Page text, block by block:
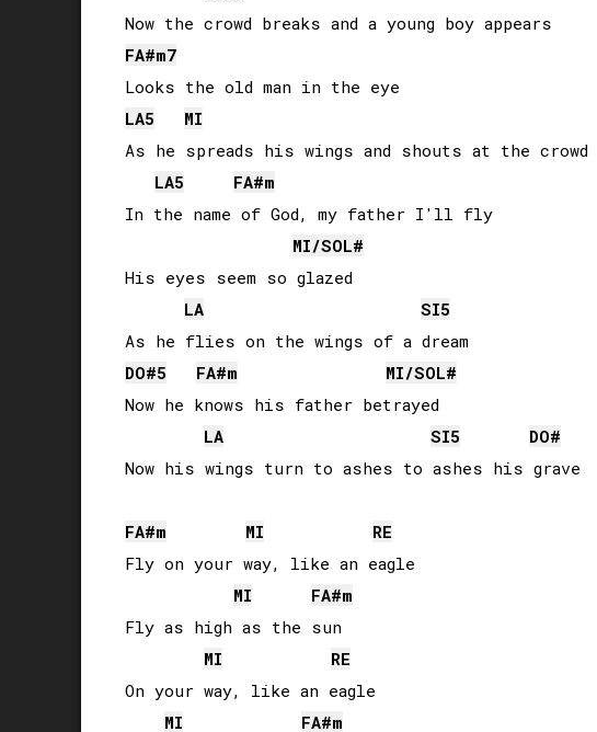
FA#m7
LA5
MI
As he spreads his wings and shouts at the crowd
LA5 FA#m
In the name of God, my father I'll fly
MI/SOL#
His eyes seem so glazed
LA
SI5
DO#5 FA#m MI/SOL#
Now he knows his father betrayed
LA
SI5
DO#
Now his wings turn to ashes to ashes his grave
FA#m MI
RE
Fly on your way, like an eagle
MI
FA#m
Fly as high as the sun
MI
RE
On your way, like an eagle
MI
FA#m